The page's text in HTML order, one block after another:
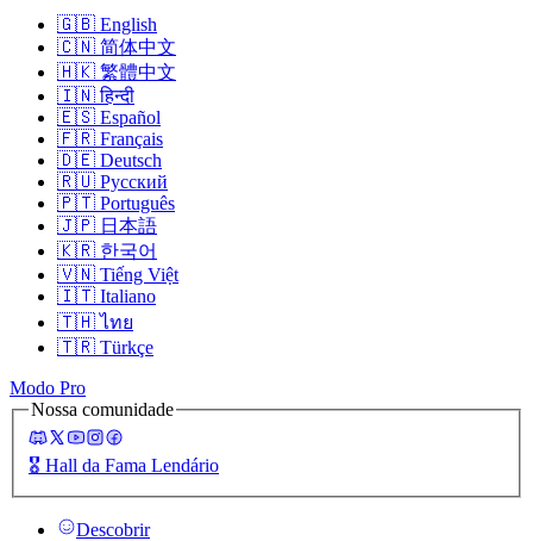
🇬🇧 English
🇨🇳 简体中文
🇭🇰 繁體中文
🇮🇳 हिन्दी
🇪🇸 Español
🇫🇷 Français
🇩🇪 Deutsch
🇷🇺 Русский
🇵🇹 Português
🇯🇵 日本語
🇰🇷 한국어
🇻🇳 Tiếng Việt
🇮🇹 Italiano
🇹🇭 ไทย
🇹🇷 Türkçe
Modo Pro
Nossa comunidade
🎖️ Hall da Fama Lendário
Descobrir